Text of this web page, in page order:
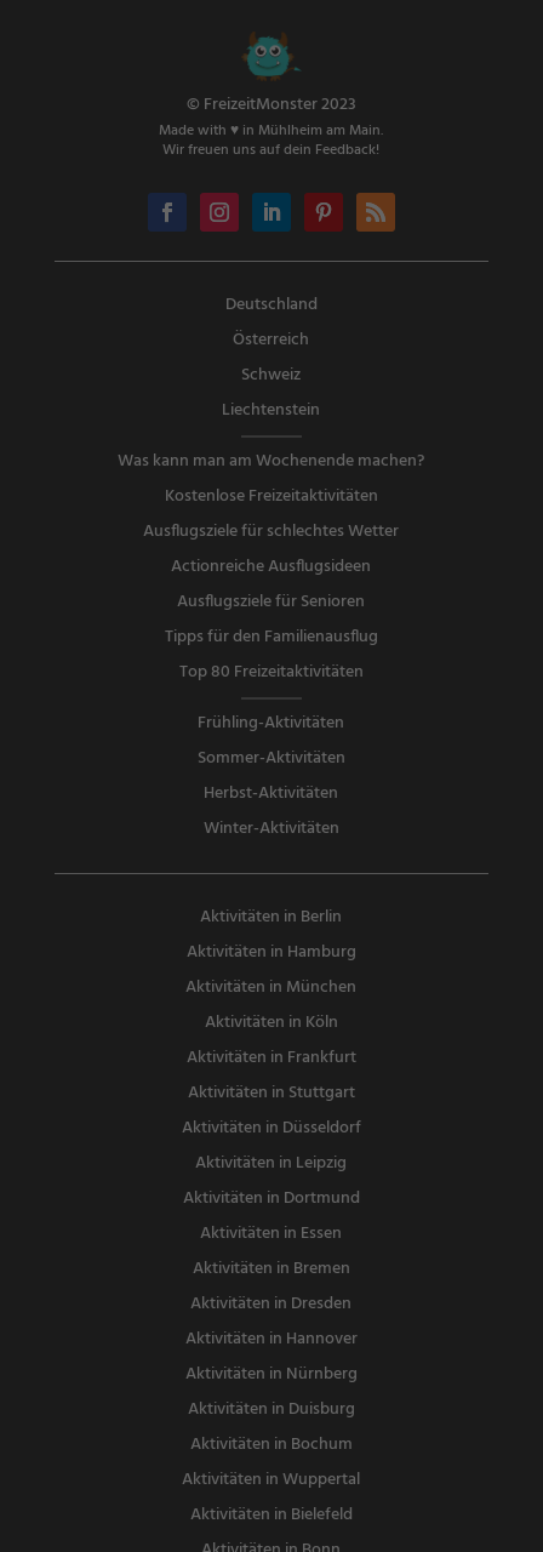
© FreizeitMonster 2023
Made with ♥ in Mühlheim am Main.
Wir freuen uns auf dein Feedback!
Deutschland
Österreich
Schweiz
Liechtenstein
Was kann man am Wochenende machen?
Kostenlose Freizeitaktivitäten
Ausflugsziele für schlechtes Wetter
Actionreiche Ausflugsideen
Ausflugsziele für Senioren
Tipps für den Familienausflug
Top 80 Freizeitaktivitäten
Frühling-Aktivitäten
Sommer-Aktivitäten
Herbst-Aktivitäten
Winter-Aktivitäten
Aktivitäten in Berlin
Aktivitäten in Hamburg
Aktivitäten in München
Aktivitäten in Köln
Aktivitäten in Frankfurt
Aktivitäten in Stuttgart
Aktivitäten in Düsseldorf
Aktivitäten in Leipzig
Aktivitäten in Dortmund
Aktivitäten in Essen
Aktivitäten in Bremen
Aktivitäten in Dresden
Aktivitäten in Hannover
Aktivitäten in Nürnberg
Aktivitäten in Duisburg
Aktivitäten in Bochum
Aktivitäten in Wuppertal
Aktivitäten in Bielefeld